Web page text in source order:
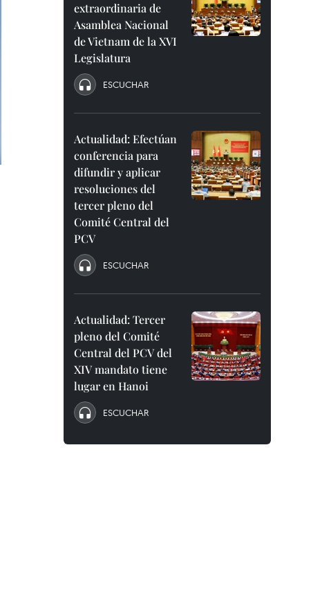
extraordinaria de
Asamblea Nacional
de Vietnam de la XVI
Legislatura
ESCUCHAR
Actualidad: Efectúan
conferencia para
difundir y aplicar
resoluciones del
tercer pleno del
Comité Central del
PCV
ESCUCHAR
Actualidad: Tercer
pleno del Comité
Central del PCV del
XIV mandato tiene
lugar en Hanoi
ESCUCHAR